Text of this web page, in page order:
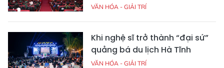
VĂN HÓA - GIẢI TRÍ
Khi nghệ sĩ trở thành “đại sứ”
quảng bá du lịch Hà Tĩnh
VĂN HÓA - GIẢI TRÍ